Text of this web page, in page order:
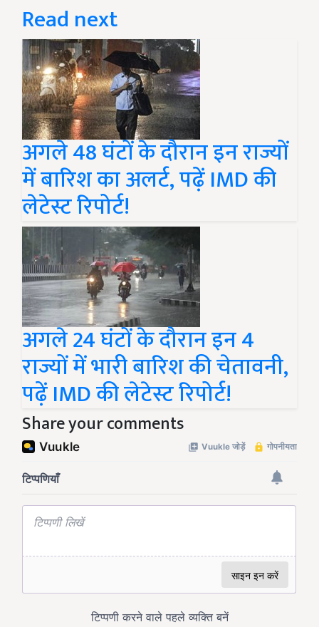
Read next
अगले 48 घंटों के दौरान इन राज्यों
में बारिश का अलर्ट, पढ़ें IMD की
लेटेस्ट रिपोर्ट!
अगले 24 घंटों के दौरान इन 4
राज्यों में भारी बारिश की चेतावनी,
पढ़ें IMD की लेटेस्ट रिपोर्ट!
Share your comments